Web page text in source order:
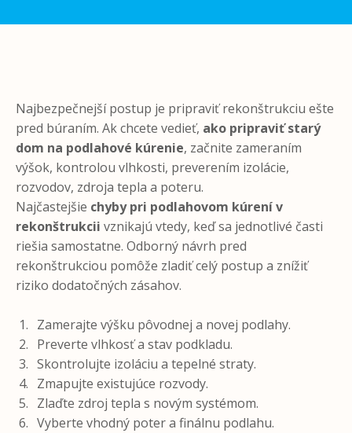
Najbezpečnejší postup je pripraviť rekonštrukciu ešte
pred búraním. Ak chcete vedieť, ako pripraviť starý
dom na podlahové kúrenie, začnite zameraním
výšok, kontrolou vlhkosti, preverením izolácie,
rozvodov, zdroja tepla a poteru.
Najčastejšie chyby pri podlahovom kúrení v
rekonštrukcii vznikajú vtedy, keď sa jednotlivé časti
riešia samostatne. Odborný návrh pred
rekonštrukciou pomôže zladiť celý postup a znížiť
riziko dodatočných zásahov.
Zamerajte výšku pôvodnej a novej podlahy.
Preverte vlhkosť a stav podkladu.
Skontrolujte izoláciu a tepelné straty.
Zmapujte existujúce rozvody.
Zlaďte zdroj tepla s novým systémom.
Vyberte vhodný poter a finálnu podlahu.